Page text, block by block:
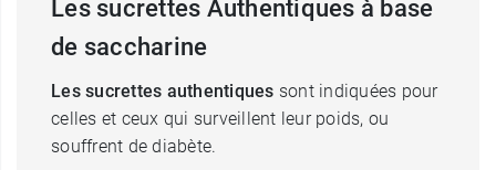
Les sucrettes Authentiques à base
de saccharine
Les sucrettes authentiques sont indiquées pour
celles et ceux qui surveillent leur poids, ou
souffrent de diabète.